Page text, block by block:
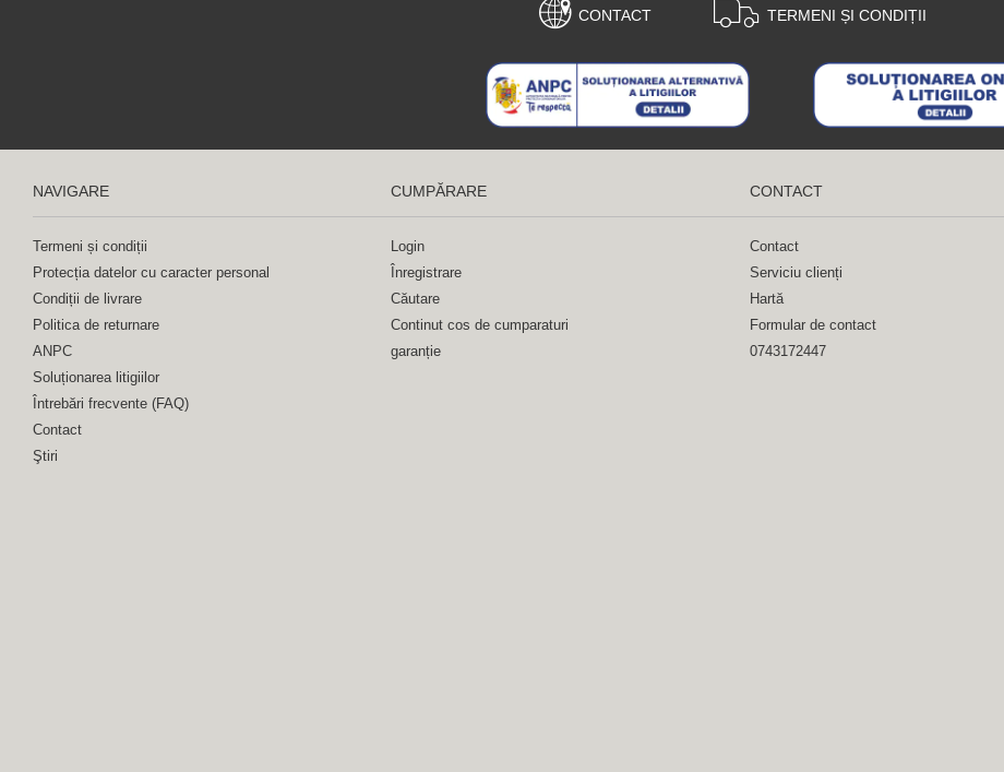
CONTACT TERMENI ȘI CONDIȚII
NAVIGARE
Termeni și condiții
Protecția datelor cu caracter personal
Condiții de livrare
Politica de returnare
ANPC
Soluționarea litigiilor
Întrebări frecvente (FAQ)
Contact
Ştiri
CUMPĂRARE
Login
Înregistrare
Căutare
Continut cos de cumparaturi
garanție
CONTACT
Contact
Serviciu clienți
Hartă
Formular de contact
0743172447